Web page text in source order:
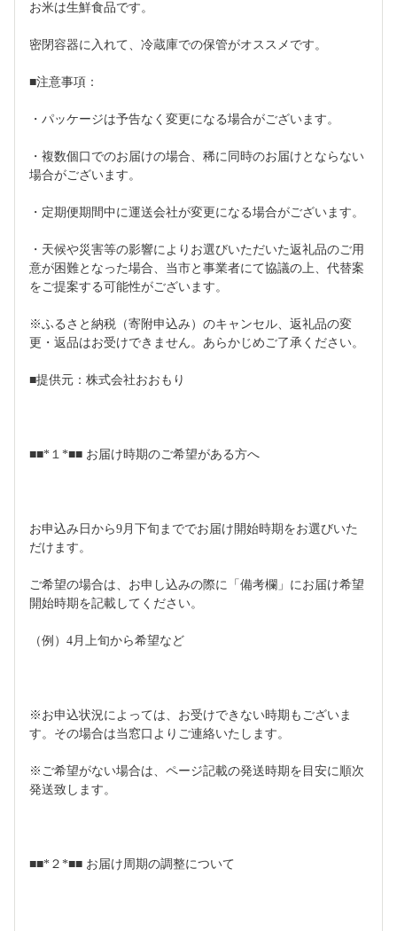
お米は生鮮食品です。
密閉容器に入れて、冷蔵庫での保管がオススメです。
■注意事項：
・パッケージは予告なく変更になる場合がございます。
・複数個口でのお届けの場合、稀に同時のお届けとならない
場合がございます。
・定期便期間中に運送会社が変更になる場合がございます。
・天候や災害等の影響によりお選びいただいた返礼品のご用
意が困難となった場合、当市と事業者にて協議の上、代替案
をご提案する可能性がございます。
※ふるさと納税（寄附申込み）のキャンセル、返礼品の変
更・返品はお受けできません。あらかじめご了承ください。
■提供元：株式会社おおもり
■■*１*■■ お届け時期のご希望がある方へ
お申込み日から9月下旬まででお届け開始時期をお選びいた
だけます。
ご希望の場合は、お申し込みの際に「備考欄」にお届け希望
開始時期を記載してください。
（例）4月上旬から希望など
※お申込状況によっては、お受けできない時期もございま
す。その場合は当窓口よりご連絡いたします。
※ご希望がない場合は、ページ記載の発送時期を目安に順次
発送致します。
■■*２*■■ お届け周期の調整について